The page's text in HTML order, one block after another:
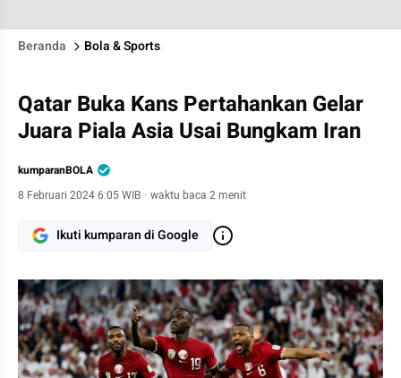
Beranda Bola & Sports
Qatar Buka Kans Pertahankan Gelar
Juara Piala Asia Usai Bungkam Iran
kumparanBOLA
8 Februari 2024 6:05 WIB · waktu baca 2 menit
Ikuti kumparan di Google